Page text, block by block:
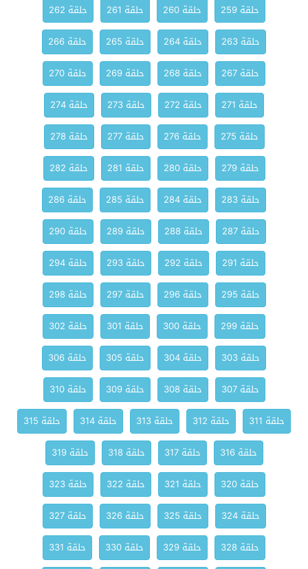
حلقة 259
حلقة 260 حلقة 261
حلقة 262
حلقة 263
حلقة 264 حلقة 265
حلقة 266
حلقة 267
حلقة 268 حلقة 269
حلقة 270
حلقة 271
حلقة 272 حلقة 273
حلقة 274
حلقة 275
حلقة 276 حلقة 277
حلقة 278
حلقة 279
حلقة 280 حلقة 281
حلقة 282
حلقة 283
حلقة 284 حلقة 285
حلقة 286
حلقة 287
حلقة 288 حلقة 289
حلقة 290
حلقة 291
حلقة 292 حلقة 293
حلقة 294
حلقة 295
حلقة 296 حلقة 297
حلقة 298
حلقة 299
حلقة 300 حلقة 301
حلقة 302
حلقة 303
حلقة 304 حلقة 305
حلقة 306
حلقة 307
حلقة 308 حلقة 309
حلقة 310
حلقة 311
حلقة 312 حلقة 313 حلقة 314
حلقة 315
حلقة 316
حلقة 317 حلقة 318
حلقة 319
حلقة 320
حلقة 321 حلقة 322
حلقة 323
حلقة 324
حلقة 325 حلقة 326
حلقة 327
حلقة 328
حلقة 329 حلقة 330
حلقة 331